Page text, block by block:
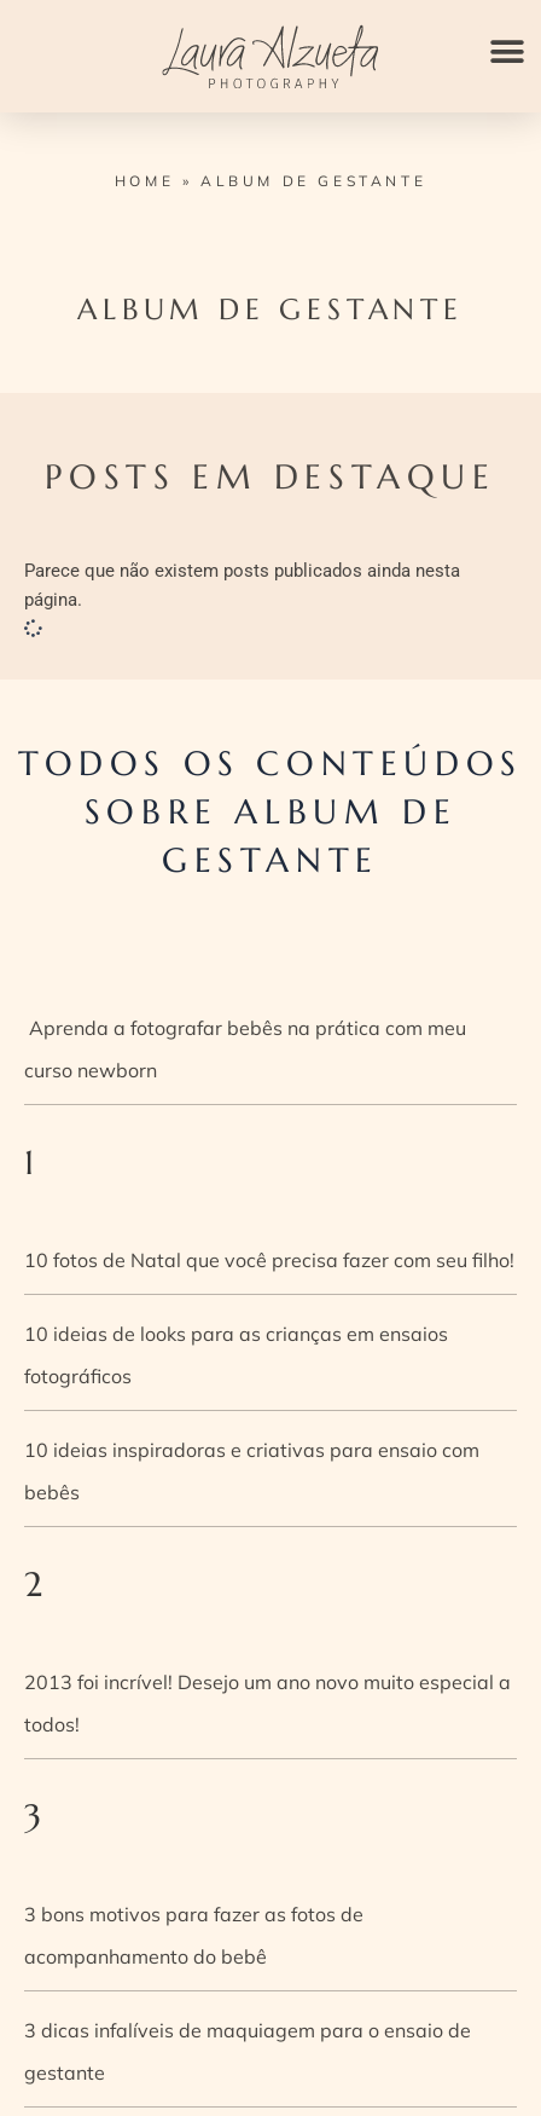
HOME » ALBUM DE GESTANTE
ALBUM DE GESTANTE
POSTS EM DESTAQUE
Parece que não existem posts publicados ainda nesta
página.
TODOS OS CONTEÚDOS
SOBRE ALBUM DE
GESTANTE
Aprenda a fotografar bebês na prática com meu
curso newborn
1
10 fotos de Natal que você precisa fazer com seu filho!
10 ideias de looks para as crianças em ensaios
fotográficos
10 ideias inspiradoras e criativas para ensaio com
bebês
2
2013 foi incrível! Desejo um ano novo muito especial a
todos!
3
3 bons motivos para fazer as fotos de
acompanhamento do bebê
3 dicas infalíveis de maquiagem para o ensaio de
gestante